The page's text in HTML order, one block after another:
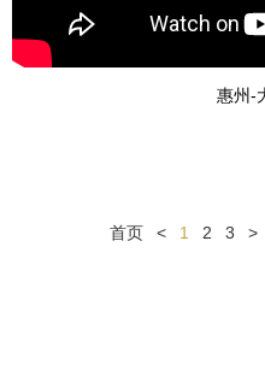
惠州-
首页 < 1 2 3 >